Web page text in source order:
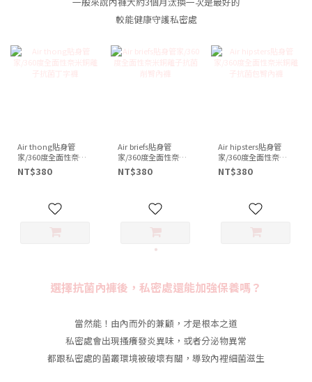
較能健康守護私密處
Air thong貼身管
家/360度全面性奈米
銅離子抗菌丁字褲
NT$380
Air briefs貼身管
家/360度全面性奈米
銅離子抗菌削臀內褲
NT$380
Air hipsters貼身管
家/360度全面性奈米
銅離子抗菌包臀內褲
NT$380
選擇抗菌內褲後，私密處還能加強保養嗎？
當然能！由內而外的兼顧，才是根本之道
私密處會出現搔癢發炎異味，或者分泌物異常
都跟私密處的菌叢環境被破壞有關，導致內裡細菌滋生